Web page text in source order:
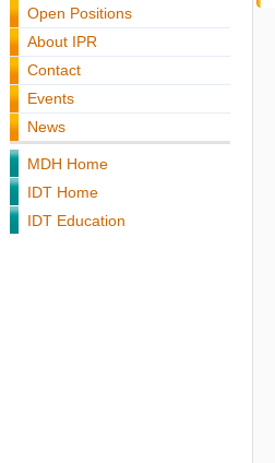
Open Positions
About IPR
Contact
Events
News
MDH Home
IDT Home
IDT Education